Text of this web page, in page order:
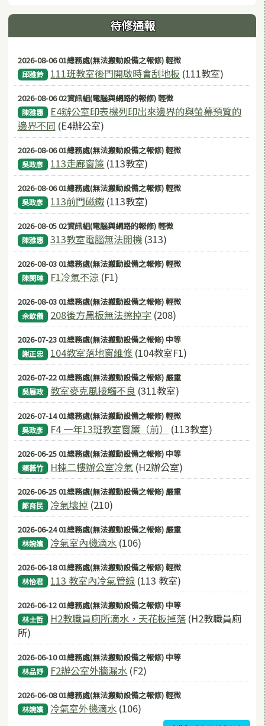
待修通報
2026-08-06 01總務處(無法搬動設備之報修) 輕微
邱雅鈴 111班教室後門開啟時會刮地板 (111教室)
2026-08-06 02資訊組(電腦與網路的報修) 輕微
陳雅惠
E4辦公室印表機列印出來邊界的與螢幕預覽的
邊界不同 (E4辦公室)
2026-08-06 01總務處(無法搬動設備之報修) 輕微
吳政彥 113走廊窗簾 (113教室)
2026-08-06 01總務處(無法搬動設備之報修) 輕微
吳政彥 113前門磁鐵 (113教室)
2026-08-05 02資訊組(電腦與網路的報修) 輕微
陳雅惠 313教室電腦無法開機 (313)
2026-08-03 01總務處(無法搬動設備之報修) 輕微
陳閔琳 F1冷氣不涼 (F1)
2026-08-03 01總務處(無法搬動設備之報修) 輕微
佘歆儀 208後方黑板無法擦掉字 (208)
2026-07-23 01總務處(無法搬動設備之報修) 中等
謝正忠 104教室落地窗維修 (104教室F1)
2026-07-22 01總務處(無法搬動設備之報修) 嚴重
吳展政 教室麥克風接觸不良 (311教室)
2026-07-14 01總務處(無法搬動設備之報修) 輕微
吳政彥 F4 一年13班教室窗簾（前） (113教室)
2026-06-25 01總務處(無法搬動設備之報修) 中等
賴薇竹 H棟二樓辦公室冷氣 (H2辦公室)
2026-06-25 01總務處(無法搬動設備之報修) 嚴重
鄭育民 冷氣壞掉 (210)
2026-06-24 01總務處(無法搬動設備之報修) 嚴重
林婉嬪 冷氣室內機滴水 (106)
2026-06-18 01總務處(無法搬動設備之報修) 輕微
林怡君 113 教室內冷氣管線 (113 教室)
2026-06-12 01總務處(無法搬動設備之報修) 中等
林士哲 H2教職員廁所滴水，天花板掉落 (H2教職員廁
所)
2026-06-10 01總務處(無法搬動設備之報修) 中等
林品妤 F2辦公室外牆漏水 (F2)
2026-06-08 01總務處(無法搬動設備之報修) 輕微
林婉嬪 冷氣室外機滴水 (106)